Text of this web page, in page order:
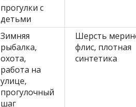
прогулки с
детьми
Зимняя
рыбалка,
охота,
работа на
улице,
прогулочный
шаг
Шерсть
флис, плотная
синтетика